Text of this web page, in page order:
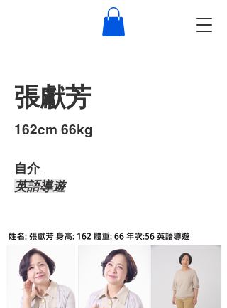
張獻芳
​162cm 66kg
自介 ​
​英語導遊